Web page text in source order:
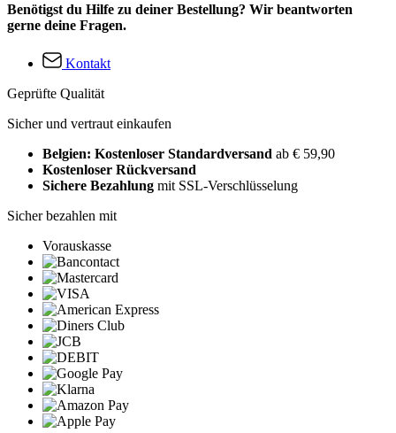
Benötigst du Hilfe zu deiner Bestellung? Wir beantworten
gerne deine Fragen.
Kontakt
Geprüfte Qualität
Sicher und vertraut einkaufen
Belgien: Kostenloser Standardversand ab € 59,90
Kostenloser Rückversand
Sichere Bezahlung mit SSL-Verschlüsselung
Sicher bezahlen mit
Vorauskasse